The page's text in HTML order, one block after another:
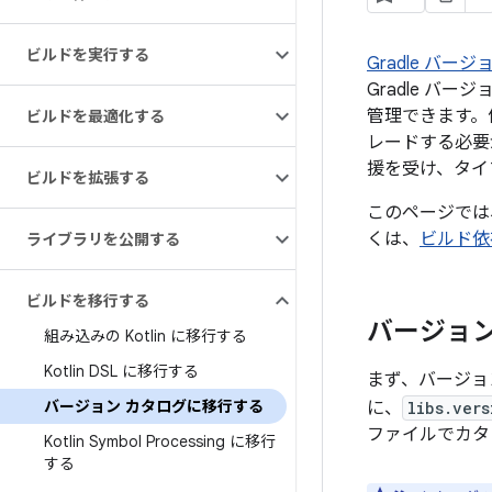
ビルドを実行する
ビルドを最適化する
ビルドを拡張する
ライブラリを公開する
ビルドを移行する
組み込みの Kotlin に移行する
Kotlin DSL に移行する
バージョン カタログに移行する
Kotlin Symbol Processing に移行
する
Gradle バージ
Gradle バージ
管理できます
レードする必
援を受け、タ
このページで
くは、
ビルド
バージョ
まず、バージ
に、
ファイルでカ